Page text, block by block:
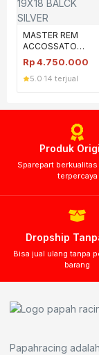
MASTER REM
ACCOSSATO
19X18 BALCK
SILVER
Rp4.750.000
5.0 14 terjual
Produk
Sparepart
terpercaya
Dropship
Bisa jual ulang tanpa
barang
Papahracing